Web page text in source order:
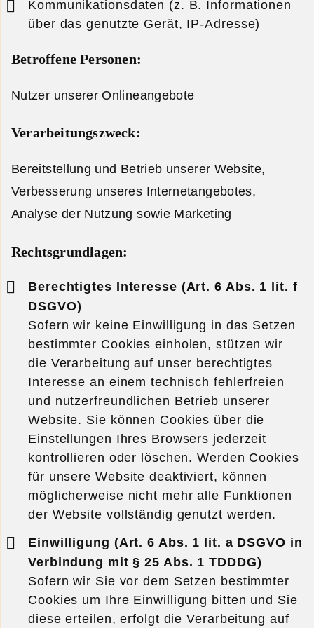
Kommunikationsdaten (z. B. Informationen
über das genutzte Gerät, IP-Adresse)
Betroffene Personen:
Nutzer unserer Onlineangebote
Verarbeitungszweck:
Bereitstellung und Betrieb unserer Website,
Verbesserung unseres Internetangebotes,
Analyse der Nutzung sowie Marketing
Rechtsgrundlagen:
Berechtigtes Interesse (Art. 6 Abs. 1 lit. f
DSGVO)
Sofern wir keine Einwilligung in das Setzen
bestimmter Cookies einholen, stützen wir
die Verarbeitung auf unser berechtigtes
Interesse an einem technisch fehlerfreien
und nutzerfreundlichen Betrieb unserer
Website. Sie können Cookies über die
Einstellungen Ihres Browsers jederzeit
kontrollieren oder löschen. Werden Cookies
für unsere Website deaktiviert, können
möglicherweise nicht mehr alle Funktionen
der Website vollständig genutzt werden.
Einwilligung (Art. 6 Abs. 1 lit. a DSGVO in
Verbindung mit § 25 Abs. 1 TDDDG)
Sofern wir Sie vor dem Setzen bestimmter
Cookies um Ihre Einwilligung bitten und Sie
diese erteilen, erfolgt die Verarbeitung auf